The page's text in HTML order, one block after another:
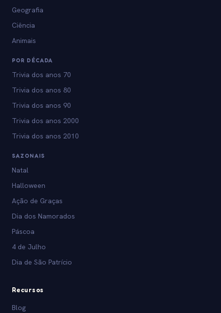
Geografia
Ciência
Animais
POR DÉCADA
Trivia dos anos 70
Trivia dos anos 80
Trivia dos anos 90
Trivia dos anos 2000
Trivia dos anos 2010
SAZONAIS
Natal
Halloween
Ação de Graças
Dia dos Namorados
Páscoa
4 de Julho
Dia de São Patrício
Recursos
Blog